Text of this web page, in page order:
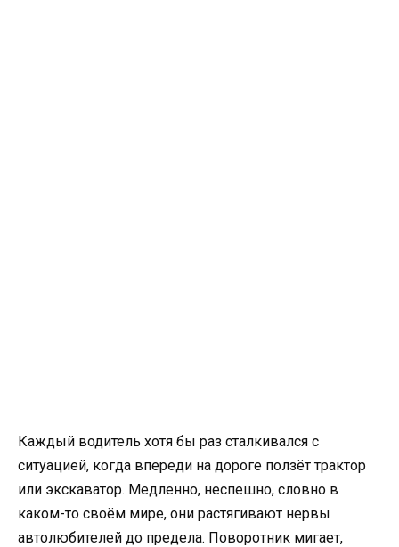
Каждый водитель хотя бы раз сталкивался с
ситуацией, когда впереди на дороге ползёт трактор
или экскаватор. Медленно, неспешно, словно в
каком-то своём мире, они растягивают нервы
автолюбителей до предела. Поворотник мигает,